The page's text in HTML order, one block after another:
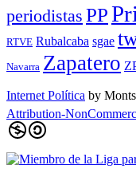
periodistas PP
RTVE Rubalcaba sgae
Navarra Zapatero
Internet Política by
Attribution-